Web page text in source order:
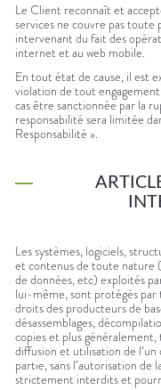
Le Client reconnaît et
services ne couvre pas
intervenant du fait des
internet et au web mobile.
En tout état de cause, il est
violation de tout
cas être sanctionnée par la
responsabilité sera limitée
Responsabilité ».
Les systèmes, logiciels,
et contenus de toute nature
de données, etc) exploités
lui-même, sont protégés
droits des producteurs de
désassemblages,
copies et plus
diffusion et utilisation de
partie, sans l’autorisation
strictement interdits et